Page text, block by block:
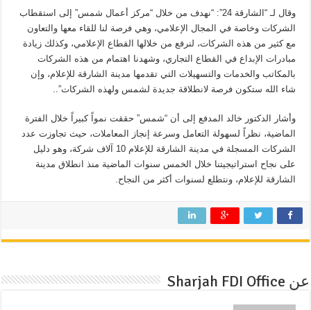
وقال لـ “الشارقة 24”: “نهدف من خلال “مركز أعمال شمس” إلى استقطاب
الشركات وخاصة في المجال الإعلامي، وهي فرصة لنا للقاء معها والتعاون
مع كثير من هذه الشركات، لنرفع من خلالها القطاع الإعلامي، وكذلك زيادة
مبادرات الإبداع في القطاع التجاري، وشهدنا اهتمام من هذه الشركات
بالمكاتب والخدمات والتسهيلات التي تقدمها مدينة الشارقة للإعلام، وإن
شاء الله ستكون فرصة لانطلاقة جديدة لشمس ولهذه الشركات”..
وأشار الدكتور خالد المدفع إلى أن “شمس” حققت نمواً كبيراً خلال الفترة
الماضية، نظراً لسهولة التعامل وسرعة إنجاز المعاملات، حيث تجاوزت عدد
الشركات المسجلة في مدينة الشارقة للإعلام 10 آلاف شركة، وهو دليل
على نجاح استراتيجيتنا خلال الخمس سنوات الماضية منذ انطلاق مدينة
الشارقة للإعلام، ونتطلع لسنوات أكثر من النجاح.
عن Sharjah FDI Office